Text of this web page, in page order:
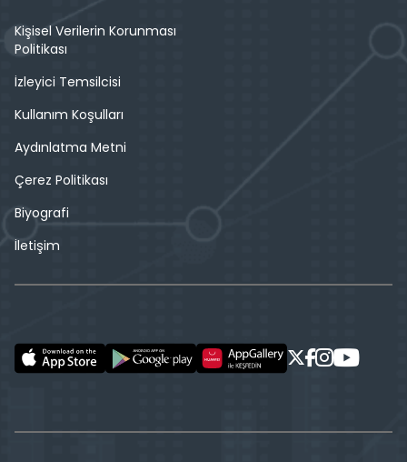
Kişisel Verilerin Korunması
Politikası
İzleyici Temsilcisi
Kullanım Koşulları
Aydınlatma Metni
Çerez Politikası
Biyografi
İletişim